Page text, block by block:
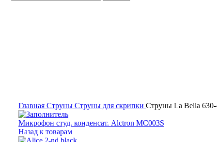
Главная Струны Струны для скрипки Струны La Bella 630-
Микрофон студ. конденсат. Alctron MC003S
Назад к товарам